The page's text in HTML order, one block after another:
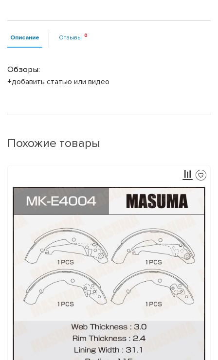
Описание Отзывы
Обзоры:
+добавить статью или видео
Похожие товары